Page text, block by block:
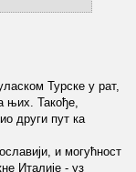
Турске у рат,
њих. Такође,
други пут ка
и могућност
Италије - уз